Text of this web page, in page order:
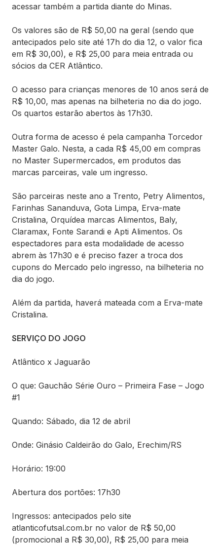
acessar também a partida diante do Minas.
Os valores são de R$ 50,00 na geral (sendo que
antecipados pelo site até 17h do dia 12, o valor fica
em R$ 30,00), e R$ 25,00 para meia entrada ou
sócios da CER Atlântico.
O acesso para crianças menores de 10 anos será de
R$ 10,00, mas apenas na bilheteria no dia do jogo.
Os quartos estarão abertos às 17h30.
Outra forma de acesso é pela campanha Torcedor
Master Galo. Nesta, a cada R$ 45,00 em compras
no Master Supermercados, em produtos das
marcas parceiras, vale um ingresso.
São parceiras neste ano a Trento, Petry Alimentos,
Farinhas Sananduva, Gota Limpa, Erva-mate
Cristalina, Orquídea marcas Alimentos, Baly,
Claramax, Fonte Sarandi e Apti Alimentos. Os
espectadores para esta modalidade de acesso
abrem às 17h30 e é preciso fazer a troca dos
cupons do Mercado pelo ingresso, na bilheteria no
dia do jogo.
Além da partida, haverá mateada com a Erva-mate
Cristalina.
SERVIÇO DO JOGO
Atlântico x Jaguarão
O que: Gauchão Série Ouro – Primeira Fase – Jogo
#1
Quando: Sábado, dia 12 de abril
Onde: Ginásio Caldeirão do Galo, Erechim/RS
Horário: 19:00
Abertura dos portões: 17h30
Ingressos: antecipados pelo site
atlanticofutsal.com.br no valor de R$ 50,00
(promocional a R$ 30,00), R$ 25,00 para meia